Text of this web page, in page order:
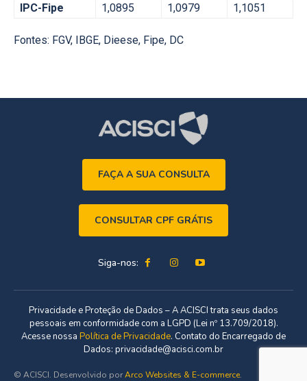
IPC-Fipe
1,0895 1,0979 1,1051
Fontes: FGV, IBGE, Dieese, Fipe, DC
FAÇA A SUA CONSULTA
CONSULTAR CPF GRÁTIS
Siga-nos:
Privacidade e Proteção de Dados – A ACISCI trata seus dados
pessoais em conformidade com a LGPD (Lei nº 13.709/2018).
Acesse nossa Política de Privacidade. Contato do Encarregado de
Dados: privacidade@acisci.com.br
© ACISCI. Desenvolvido porArco Websites & E-commerce.